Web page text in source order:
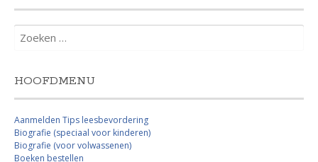
naar:
HOOFDMENU
Aanmelden Tips leesbevordering
Biografie (speciaal voor kinderen)
Biografie (voor volwassenen)
Boeken bestellen